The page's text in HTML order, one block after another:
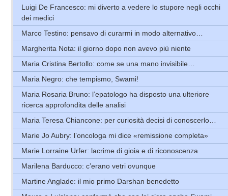
Luigi De Francesco: mi diverto a vedere lo stupore negli occhi
dei medici
Marco Testino: pensavo di curarmi in modo alternativo…
Margherita Nota: il giorno dopo non avevo più niente
Maria Cristina Bertollo: come se una mano invisibile…
Maria Negro: che tempismo, Swami!
Maria Rosaria Bruno: l’epatologo ha disposto una ulteriore
ricerca approfondita delle analisi
Maria Teresa Chiancone: per curiosità decisi di conoscerlo…
Marie Jo Aubry: l’oncologa mi dice «remissione completa»
Marie Lorraine Urfer: lacrime di gioia e di riconoscenza
Marilena Barducco: c’erano vetri ovunque
Martine Anglade: il mio primo Darshan benedetto